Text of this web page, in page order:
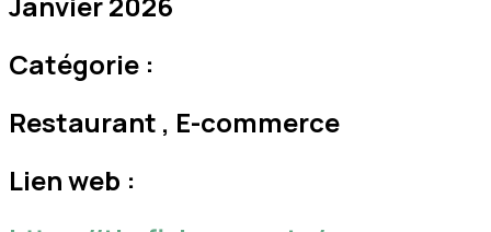
Catégorie :
Restaurant , E-commerce
Lien web :